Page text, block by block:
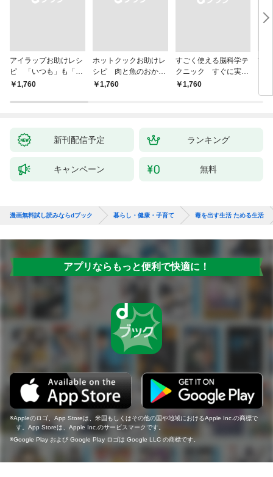
アイラップお助けレシ
ピ 「いつも」も「も
しも」もおいしい！
￥1,760
ホットクックお助けレ
シピ 肉と魚のおか
ず 少ない材料＆調味
￥1,760
すごく使える脳科学テ
クニック すぐに実践
したくなる
￥1,760
首
リ
新刊配信予定 ランキング
キャンペーン 無料
漫画無料試し読みならdブック 暮らし・健康・子育て 毒を出す生活 ためる生活
アプリならもっと便利で快適に！
Appleのロゴ、App Storeは、米国もしくはその他の国や地域におけるApple Inc.の商標で
す。App Storeは、Apple Inc.のサービスマークです。
Google Play および Google Play ロゴは Google LLC の商標です。